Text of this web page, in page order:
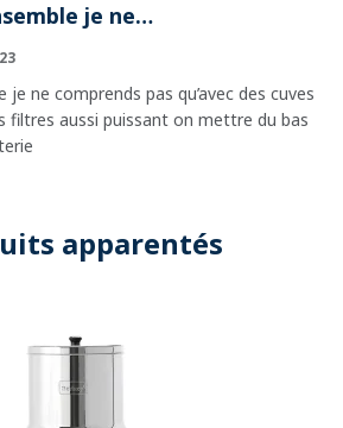
je ne…
je ne comprends pas qu’avec des cuves
filtres aussi puissant on mettre du bas
apparentés